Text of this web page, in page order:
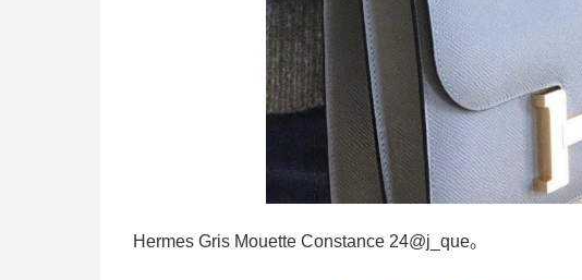
Hermes Gris Mouette Constance 24@j_que。